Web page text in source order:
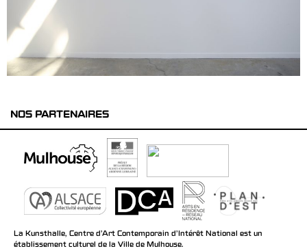
NOS PARTENAIRES
La Kunsthalle, Centre d’Art Contemporain d’Intérêt National est un
établissement culturel de la Ville de Mulhouse.